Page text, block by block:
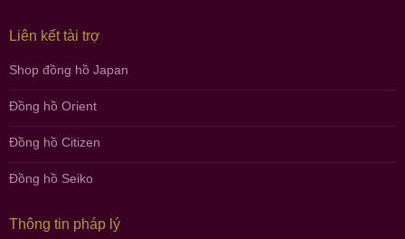
Liên kết tài trợ
Shop đồng hồ Japan
Đồng hồ Orient
Đồng hồ Citizen
Đồng hồ Seiko
Thông tin pháp lý